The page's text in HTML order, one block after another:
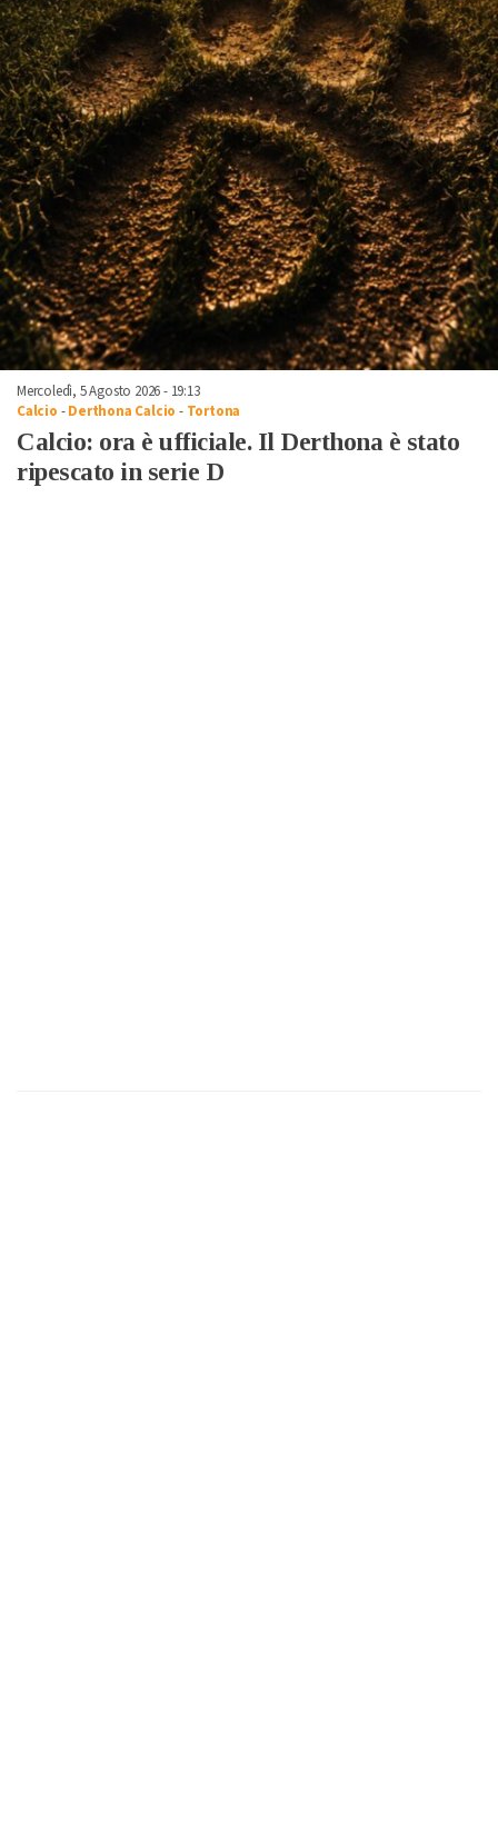
Mercoledì, 5 Agosto 2026 - 19:13
Calcio -Derthona Calcio - Tortona
Calcio: ora è ufficiale. Il Derthona è stato
ripescato in serie D